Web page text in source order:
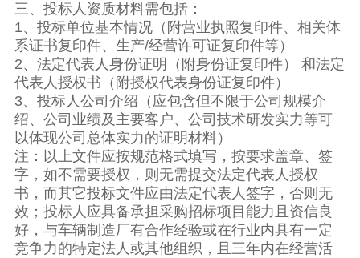
三、投标人资质材料需包括：
1、投标单位基本情况（附营业执照复印件、相关体
系证书复印件、生产/经营许可证复印件等）
2、法定代表人身份证明（附身份证复印件） 和法定
代表人授权书（附授权代表身份证复印件）
3、投标人公司介绍（应包含但不限于公司规模介
绍、公司业绩及主要客户、公司技术研发实力等可
以体现公司总体实力的证明材料）
注：以上文件应按规范格式填写，按要求盖章、签
字，如不需要授权，则无需提交法定代表人授权
书，而其它投标文件应由法定代表人签字，否则无
效；投标人应具备承担采购招标项目能力且资信良
好，与车辆制造厂有合作经验或在行业内具有一定
竞争力的特定法人或其他组织，且三年内在经营活